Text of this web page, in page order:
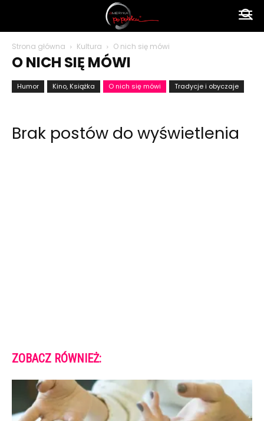
Strona główna Kultura O nich się mówi
O NICH SIĘ MÓWI
Humor Kino, Książka O nich się mówi Tradycje i obyczaje
Brak postów do wyświetlenia
ZOBACZ RÓWNIEŻ: